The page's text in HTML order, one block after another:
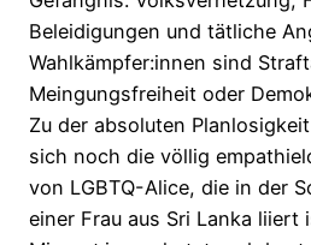
Beleidigungen und tätliche
Wahlkämpfer:innen sind
Meingungsfreiheit oder
Zu der absoluten
sich noch die völlig
von LGBTQ-Alice, die in der
einer Frau aus Sri Lanka liiert